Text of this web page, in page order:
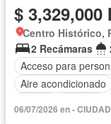
$ 3,329,000
Centro Histórico,
2 Recámaras
Acceso para
Aire acondicionado
06/07/2026 en -